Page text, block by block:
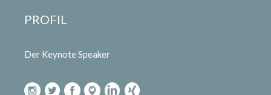
PROFIL
Der Keynote Speaker